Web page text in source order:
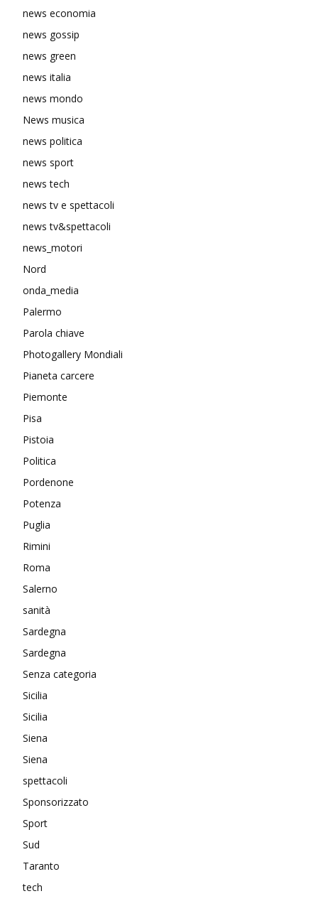
news economia
news gossip
news green
news italia
news mondo
News musica
news politica
news sport
news tech
news tv e spettacoli
news tv&spettacoli
news_motori
Nord
onda_media
Palermo
Parola chiave
Photogallery Mondiali
Pianeta carcere
Piemonte
Pisa
Pistoia
Politica
Pordenone
Potenza
Puglia
Rimini
Roma
Salerno
sanità
Sardegna
Sardegna
Senza categoria
Sicilia
Sicilia
Siena
Siena
spettacoli
Sponsorizzato
Sport
Sud
Taranto
tech